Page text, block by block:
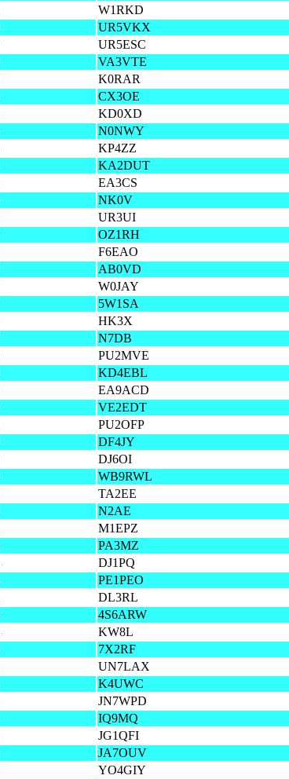
W1RKD
UR5VKX
UR5ESC
VA3VTE
K0RAR
CX3OE
KD0XD
N0NWY
KP4ZZ
KA2DUT
EA3CS
NK0V
UR3UI
OZ1RH
F6EAO
AB0VD
W0JAY
5W1SA
HK3X
N7DB
PU2MVE
KD4EBL
EA9ACD
VE2EDT
PU2OFP
DF4JY
DJ6OI
WB9RWL
TA2EE
N2AE
M1EPZ
PA3MZ
DJ1PQ
PE1PEO
DL3RL
4S6ARW
KW8L
7X2RF
UN7LAX
K4UWC
JN7WPD
IQ9MQ
JG1QFI
JA7OUV
YO4GIY